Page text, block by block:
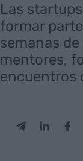
Las
formar
semanas
mentores,
encuentros